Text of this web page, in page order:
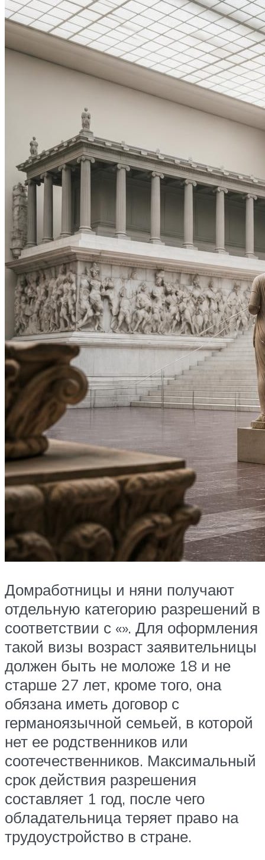
Домработницы и няни получают
отдельную категорию разрешений в
соответствии с «». Для оформления
такой визы возраст заявительницы
должен быть не моложе 18 и не
старше 27 лет, кроме того, она
обязана иметь договор с
германоязычной семьей, в которой
нет ее родственников или
соотечественников. Максимальный
срок действия разрешения
составляет 1 год, после чего
обладательница теряет право на
трудоустройство в стране.